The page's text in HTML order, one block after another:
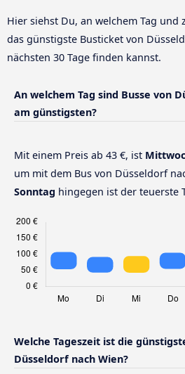
Hier siehst Du, an welchem Tag und
das günstigste Busticket von
nächsten 30 Tage finden kannst.
An welchem Tag sind Busse von
am günstigsten?
Mit einem Preis ab 43 €, ist
um mit dem Bus von Düsseldorf
Sonntag hingegen ist der teuerste
Welche Tageszeit ist die
Düsseldorf nach Wien?